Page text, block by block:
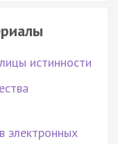
истинности
электронных